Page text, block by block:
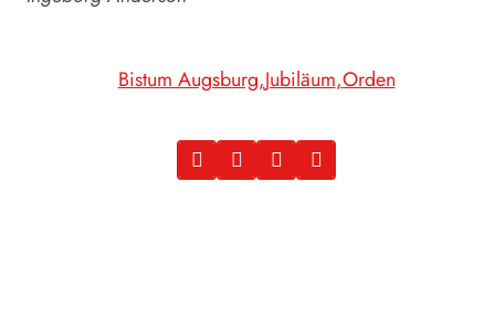
Bistum Augsburg Jubiläum Orden